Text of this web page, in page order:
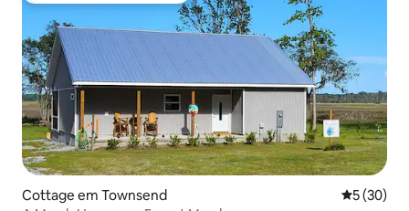
Cottage em Townsend
5 (30)